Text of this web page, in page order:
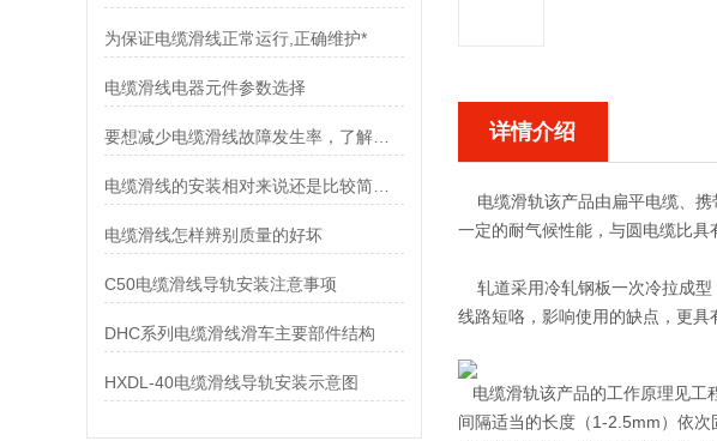
为保证电缆滑线正常运行,正确维护*
电缆滑线电器元件参数选择
要想减少电缆滑线故障发生率，了解使用禁忌是非常重要
电缆滑线的安装相对来说还是比较简单的
电缆滑线怎样辨别质量的好坏
C50电缆滑线导轨安装注意事项
DHC系列电缆滑线滑车主要部件结构
HXDL-40电缆滑线导轨安装示意图
详情介绍
电缆滑轨该产品由扁平电缆、携
一定的耐气候性能，与圆电缆比具
轧道采用冷轧钢板一次冷拉成型
线路短咯，影响使用的缺点，更具
电缆滑轨该产品的工作原理见工
间隔适当的长度（1-2.5mm）依